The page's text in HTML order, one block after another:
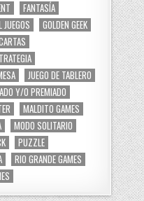
FANTASÍA
JUEGOS
GOLDEN GEEK
JUEGO DE TABLERO
Y/O PREMIADO
MALDITO GAMES
MODO SOLITARIO
PUZZLE
RIO GRANDE GAMES